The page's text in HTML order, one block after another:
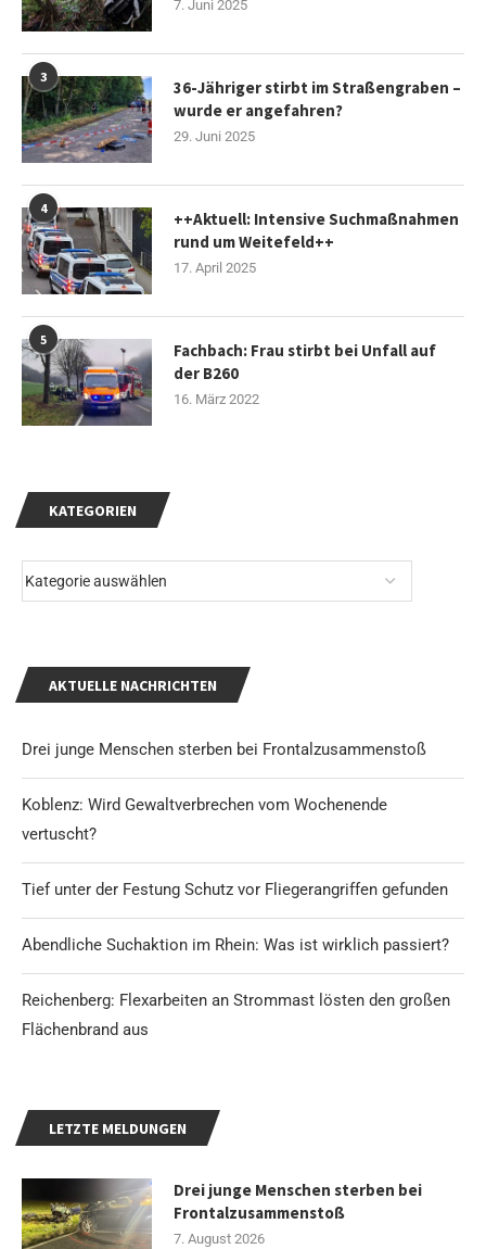
KATEGORIEN
AKTUELLE NACHRICHTEN
Drei junge Menschen sterben bei Frontalzusammenstoß
Koblenz: Wird Gewaltverbrechen vom Wochenende
vertuscht?
Tief unter der Festung Schutz vor Fliegerangriffen gefunden
Abendliche Suchaktion im Rhein: Was ist wirklich passiert?
Reichenberg: Flexarbeiten an Strommast lösten den großen
Flächenbrand aus
LETZTE MELDUNGEN
Drei junge Menschen sterben bei
Frontalzusammenstoß
7. August 2026
7. Juni 2025
3
36-Jähriger stirbt im Straßengraben –
wurde er angefahren?
29. Juni 2025
4
++Aktuell: Intensive Suchmaßnahmen
rund um Weitefeld++
17. April 2025
5
Fachbach: Frau stirbt bei Unfall auf
der B260
16. März 2022